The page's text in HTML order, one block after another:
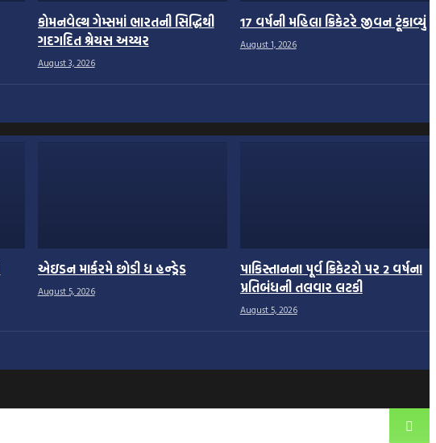
કોમનવેલ્થ ગેમ્સમાં ભારતની સિદ્ધિથી
ગદગદિત શ્રેયસ અય્યર
August 3, 2026
17 વર્ષની મહિલા ક્રિકેટરે જીવન ટૂંકાવ્યું
August 1, 2026
એઇડન માર્કરમે છોડી ધ હન્ડ્રેડ
August 5, 2026
પાકિસ્તાનના પૂર્વ ક્રિકેટરો પર 2 વર્ષના
પ્રતિબંધની તલવાર લટકી
August 5, 2026